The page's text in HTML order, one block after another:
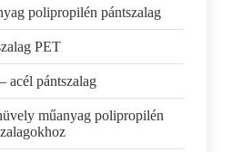
polipropilén pántszalag
PET
acél pántszalag
műanyag polipropilén